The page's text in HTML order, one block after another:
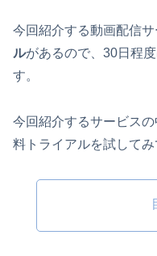
今回紹介する動画配信
ルがあるので、30日程
す。
今回紹介するサービス
料トライアルを試してみ